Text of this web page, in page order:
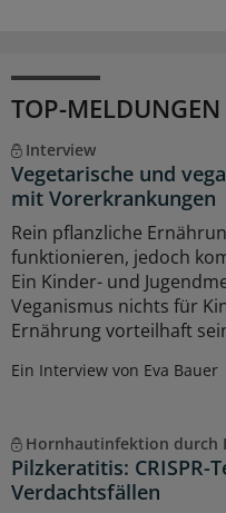
TOP-MELDUNGEN
Interview
Vegetarische und
mit Vorerkrankungen
Rein pflanzliche
funktionieren, jedoch
Ein Kinder- und
Veganismus nichts für
Ernährung vorteilhaft
Ein Interview von Eva Bauer
Hornhautinfektion durch
Pilzkeratitis:
Verdachtsfällen